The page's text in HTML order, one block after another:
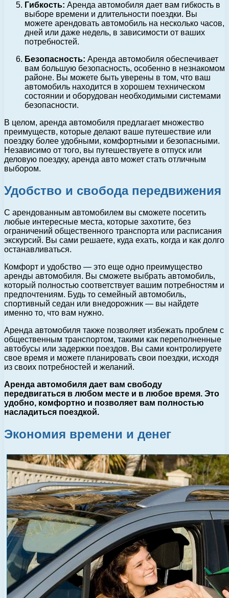
Гибкость: Аренда автомобиля дает вам гибкость в
выборе времени и длительности поездки. Вы
можете арендовать автомобиль на несколько часов,
дней или даже недель, в зависимости от ваших
потребностей.
Безопасность: Аренда автомобиля обеспечивает
вам большую безопасность, особенно в незнакомом
районе. Вы можете быть уверены в том, что ваш
автомобиль находится в хорошем техническом
состоянии и оборудован необходимыми системами
безопасности.
В целом, аренда автомобиля предлагает множество
преимуществ, которые делают ваше путешествие или
поездку более удобными, комфортными и безопасными.
Независимо от того, вы путешествуете в отпуск или
деловую поездку, аренда авто может стать отличным
выбором.
Удобство и свобода передвижения
С арендованным автомобилем вы сможете посетить
любые интересные места, которые захотите, без
ограничений общественного транспорта или расписания
экскурсий. Вы сами решаете, куда ехать, когда и как долго
останавливаться.
Комфорт и удобство — это еще одно преимущество
аренды автомобиля. Вы сможете выбрать автомобиль,
который полностью соответствует вашим потребностям и
предпочтениям. Будь то семейный автомобиль,
спортивный седан или внедорожник — вы найдете
именно то, что вам нужно.
Аренда автомобиля также позволяет избежать проблем с
общественным транспортом, такими как переполненные
автобусы или задержки поездов. Вы сами контролируете
свое время и можете планировать свои поездки, исходя
из своих потребностей и желаний.
Аренда автомобиля дает вам свободу
передвигаться в любом месте и в любое время. Это
удобно, комфортно и позволяет вам полностью
насладиться поездкой.
Экономия времени и денег